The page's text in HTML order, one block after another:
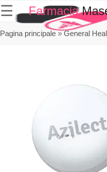
☰ Farmacia
Pagina principale»General